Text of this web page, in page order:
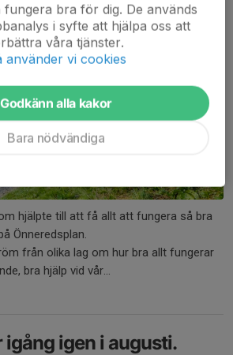
hjälpte till att få allt att fungera så bra
Önneredsplan.
från olika lag om hur bra allt fungerar
bra hjälp vid vår...
igång igen i augusti.
fungera bra för dig. De används
i syfte att hjälpa oss att
våra tjänster.
använder vi cookies
Godkänn alla kakor
Bara nödvändiga